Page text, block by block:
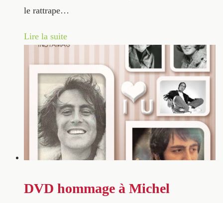
le rattrape…
Lire la suite
DVD hommage à Michel